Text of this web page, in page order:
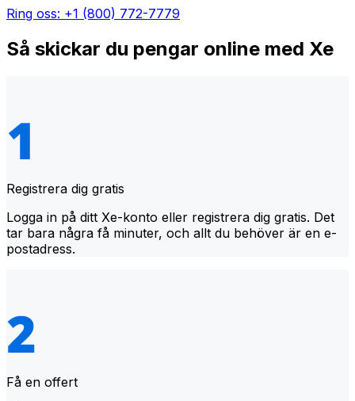
Ring oss: +1 (800) 772-7779
Så skickar du pengar online med Xe
Registrera dig gratis
Logga in på ditt Xe-konto eller registrera dig gratis. Det
tar bara några få minuter, och allt du behöver är en e-
postadress.
Få en offert